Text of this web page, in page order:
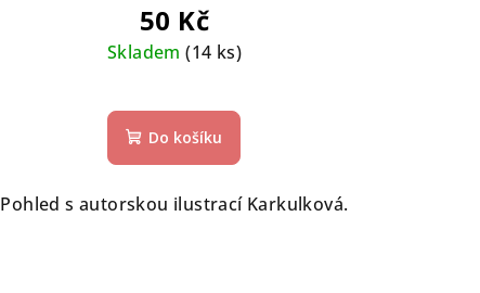
50 Kč
Skladem(14 ks)
hodnocení
produktu
je
5,0
Do košíku
Pohled s autorskou ilustrací Karkulková.